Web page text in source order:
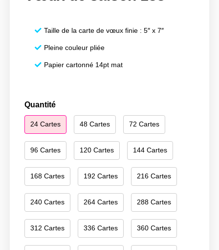
Taille de la carte de vœux finie : 5″ x 7″
Pleine couleur pliée
Papier cartonné 14pt mat
Quantité
24 Cartes 48 Cartes 72 Cartes
96 Cartes 120 Cartes 144 Cartes
168 Cartes 192 Cartes 216 Cartes
240 Cartes 264 Cartes 288 Cartes
312 Cartes 336 Cartes 360 Cartes
quantité
de
Season's
133